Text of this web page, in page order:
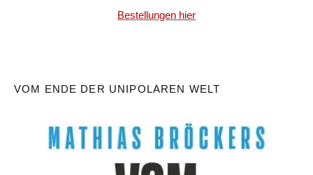
Bestellungen hier
VOM ENDE DER UNIPOLAREN WELT